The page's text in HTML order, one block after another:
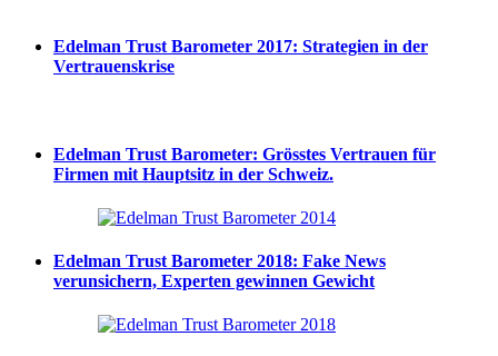
Edelman Trust Barometer 2017: Strategien in der
Vertrauenskrise
Edelman Trust Barometer: Grösstes Vertrauen für
Firmen mit Hauptsitz in der Schweiz.
Edelman Trust Barometer 2018: Fake News
verunsichern, Experten gewinnen Gewicht